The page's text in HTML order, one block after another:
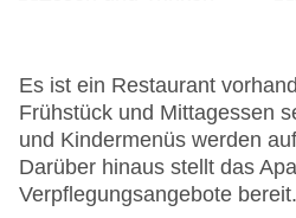
WLAN/WiFi im Hotel:
Lift
Anzahl der
Anzahl der Aufzüge: 1
Zimmerservice
Es ist ein Restaurant
Frühstück und Mittagessen
und Kindermenüs werden
Darüber hinaus stellt das
Verpflegungsangebote bereit.